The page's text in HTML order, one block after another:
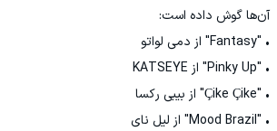
آن‌ها گوش داده است:
• "Fantasy" از دمی لواتو
• "Pinky Up" از KATSEYE
• "Çike Çike" از بیبی رکسا
• "Mood Brazil" از لیل نای